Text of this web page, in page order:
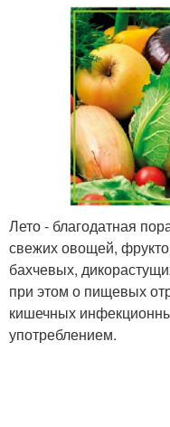
Лето - благодатная
свежих овощей,
бахчевых,
при этом о пищевых
кишечных
употреблением.